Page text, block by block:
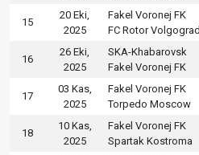
15
20 Eki,
2025
Fakel Voronej FK
FC Rotor Volgograd
16
26 Eki,
2025
SKA-Khabarovsk
Fakel Voronej FK
17
03 Kas,
2025
Fakel Voronej FK
Torpedo Moscow
18
10 Kas,
2025
Fakel Voronej FK
Spartak Kostroma